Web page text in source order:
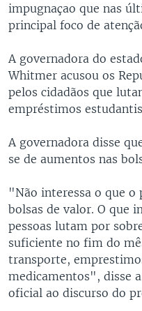
impugnaçao que nas
principal foco de
A governadora do
Whitmer acusou os
pelos cidadãos que
empréstimos
A governadora disse
se de aumentos nas
"Não interessa o que o
bolsas de valor. O que
pessoas lutam por
suficiente no fim do
transporte,
medicamentos", disse
oficial ao discurso do